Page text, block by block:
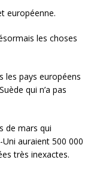
européenne.
les choses
les pays européens
qui n’a pas
de mars qui
auraient 500 000
très inexactes.